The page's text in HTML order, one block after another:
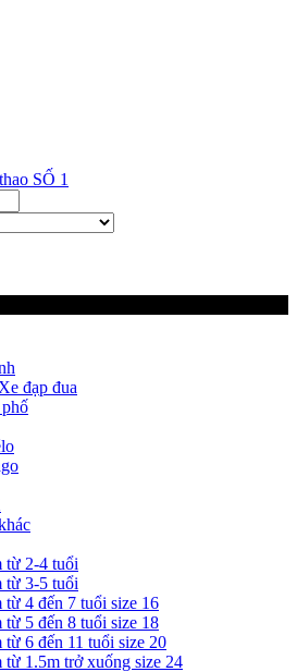
đạp đua
từ 2-4 tuổi
từ 3-5 tuổi
từ 4 đến 7 tuổi size 16
từ 5 đến 8 tuổi size 18
từ 6 đến 11 tuổi size 20
từ 1.5m trở xuống size 24